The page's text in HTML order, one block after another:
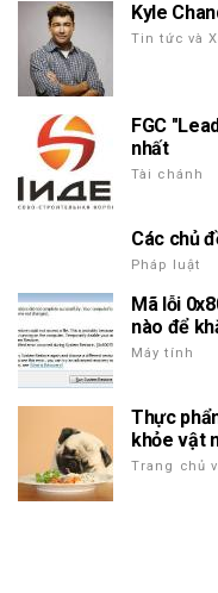
Kyle
Tin tức và
FGC
nhất
Tài chánh
Các chủ
Pháp luật
Mã lỗi
nào để
Máy tính
Thực
khỏe vật
Trang chủ